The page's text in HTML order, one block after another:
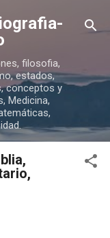
filosofia,
estados,
conceptos y
Medicina,